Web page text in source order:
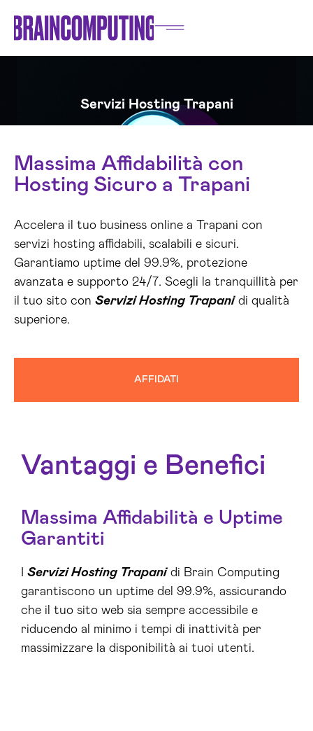
Servizi Hosting Trapani
Massima Affidabilità con
Hosting Sicuro a Trapani
Accelera il tuo business online a Trapani con
servizi hosting affidabili, scalabili e sicuri.
Garantiamo uptime del 99.9%, protezione
avanzata e supporto 24/7. Scegli la tranquillità per
il tuo sito con Servizi Hosting Trapanidi qualità
superiore.
AFFIDATI
Vantaggi e Benefici
Massima Affidabilità e Uptime
Garantiti
Servizi Hosting Trapanidi Brain Computing
garantiscono un uptime del 99.9%, assicurando
che il tuo sito web sia sempre accessibile e
riducendo al minimo i tempi di inattività per
massimizzare la disponibilità ai tuoi utenti.